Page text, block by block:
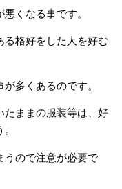
くなる事です。
る格好をした人を好む
多くあるのです。
たままの服装等は、好
うので注意が必要で